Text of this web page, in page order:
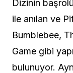
Dizinin
ile anılan ve
Bumblebee,
Game gibi
bulunuyor.